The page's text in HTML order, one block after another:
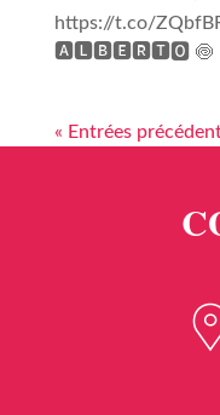
https://t.co/
🅰🅻🅱🅴🆁🆃🅾 🍥
« Entrées